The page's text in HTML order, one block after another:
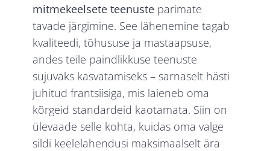
mitmekeelsete teenuste parimate
tavade järgimine. See lähenemine tagab
kvaliteedi, tõhususe ja mastaapsuse,
andes teile paindlikkuse teenuste
sujuvaks kasvatamiseks – sarnaselt hästi
juhitud frantsiisiga, mis laieneb oma
kõrgeid standardeid kaotamata. Siin on
ülevaade selle kohta, kuidas oma valge
sildi keelelahendusi maksimaalselt ära